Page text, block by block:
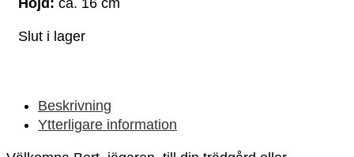
Slut i lager
Beskrivning
Ytterligare information